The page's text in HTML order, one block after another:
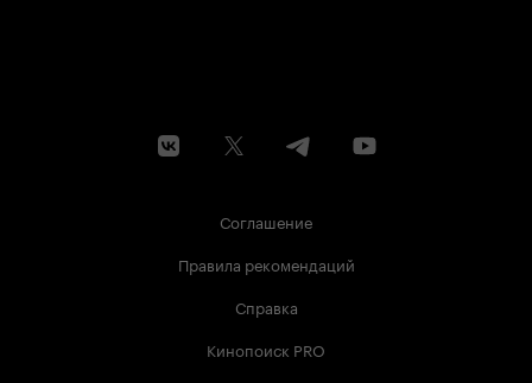
Соглашение
Правила рекомендаций
Справка
Кинопоиск PRO